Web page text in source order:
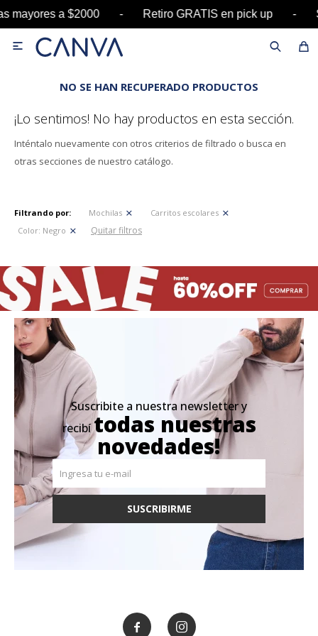
mayores a $2000 - Retiro GRATIS en pick

NO SE HAN RECUPERADO PRODUCTOS
¡Lo sentimos! No hay productos en esta sección.
Inténtalo nuevamente con otros criterios de filtrado o busca en
otras secciones de nuestro catálogo.
Filtrando por: Mochilas
Carritos escolares
Color: Negro Quitar filtros
Suscribite a nuestra newsletter y
recibítodas nuestras
novedades!
SUSCRIBIRME
 